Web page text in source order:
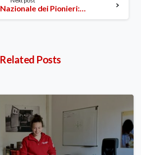
Assemblea Nazionale dei Pionieri: disponibilitÃ di traduttori simultanei
Related Posts